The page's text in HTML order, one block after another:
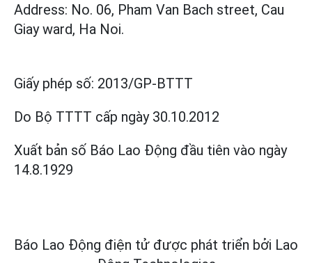
Address: No. 06, Pham Van Bach street, Cau
Giay ward, Ha Noi.
Giấy phép số: 2013/GP-BTTT
Do Bộ TTTT cấp ngày 30.10.2012
Xuất bản số Báo Lao Động đầu tiên vào ngày
14.8.1929
Báo Lao Động điện tử được phát triển bởi Lao